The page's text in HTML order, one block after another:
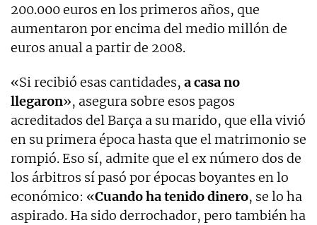
200.000 euros en los primeros años, que
aumentaron por encima del medio millón de
euros anual a partir de 2008.
«Si recibió esas cantidades, a casa no
llegaron», asegura sobre esos pagos
acreditados del Barça a su marido, que ella vivió
en su primera época hasta que el matrimonio se
rompió. Eso sí, admite que el ex número dos de
los árbitros sí pasó por épocas boyantes en lo
económico: «Cuando ha tenido dinero, se lo ha
aspirado. Ha sido derrochador, pero también ha